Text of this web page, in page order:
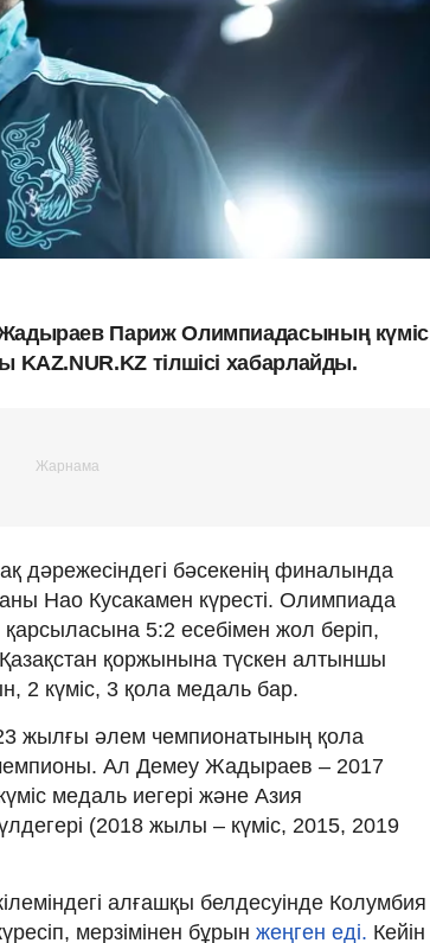
Париж Олимпиадасының күміс
KAZ.NUR.KZ тілшісі хабарлайды.
дәрежесіндегі бәсекенің финалында
Нао Кусакамен күресті. Олимпиада
5:2 есебімен жол беріп,
қоржынына түскен алтыншы
2 күміс, 3 қола медаль бар.
жылғы әлем чемпионатының қола
Ал Демеу Жадыраев – 2017
медаль иегері және Азия
(2018 жылы – күміс, 2015, 2019
алғашқы белдесуінде Колумбия
мерзімінен бұрын жеңген еді. Кейін